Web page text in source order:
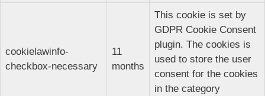
cookielawinfo-
checkbox-necessary
11
months
This cookie is set by
GDPR Cookie Consent
plugin. The cookies is
used to store the user
consent for the cookies
in the category